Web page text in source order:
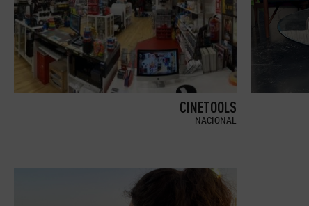
CINETOOLS
NACIONAL